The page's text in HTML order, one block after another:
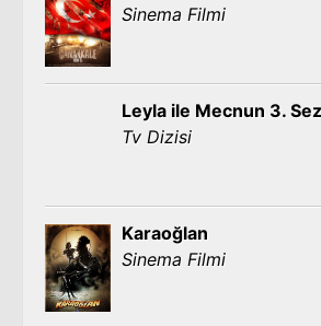
Sinema Filmi
Leyla ile Mecnun 3.
Tv Dizisi
Karaoğlan
Sinema Filmi